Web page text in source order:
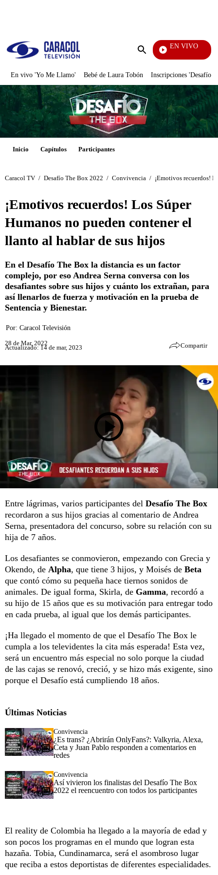
Enviar
EN VIVO
Televentas
En vivo 'Yo Me Llamo' Bebé de Laura Tobón Inscripciones 'Desafío'
Inicio Capítulos Participantes
Caracol TV / Desafío The Box 2022 / Convivencia / ¡Emotivos recuerdos!
¡Emotivos recuerdos! Los Súper
Humanos no pueden contener el
llanto al hablar de sus hijos
En el Desafío The Box la distancia es un factor
complejo, por eso Andrea Serna conversa con los
desafiantes sobre sus hijos y cuánto los extrañan, para
así llenarlos de fuerza y motivación en la prueba de
Sentencia y Bienestar.
Por: Caracol Televisión
28 de Mar, 2022
Actualizado: 14 de mar, 2023 Compartir
Entre lágrimas, varios participantes del Desafío The Box
recordaron a sus hijos gracias al comentario de Andrea
Serna, presentadora del concurso, sobre su relación con su
hija de 7 años.
Los desafiantes se conmovieron, empezando con Grecia y
Okendo, de Alpha, que tiene 3 hijos, y Moisés de Beta
que contó cómo su pequeña hace tiernos sonidos de
animales. De igual forma, Skirla, de Gamma, recordó a
su hijo de 15 años que es su motivación para entregar todo
en cada prueba, al igual que los demás participantes.
¡Ha llegado el momento de que el Desafío The Box le
cumpla a los televidentes la cita más esperada! Esta vez,
será un encuentro más especial no solo porque la ciudad
de las cajas se renovó, creció, y se hizo más exigente, sino
porque el Desafío está cumpliendo 18 años.
Últimas Noticias
Convivencia
¿Es trans? ¿Abrirán OnlyFans?: Valkyria, Alexa,
Ceta y Juan Pablo responden a comentarios en
redes
Convivencia
Así vivieron los finalistas del Desafío The Box
2022 el reencuentro con todos los participantes
El reality de Colombia ha llegado a la mayoría de edad y
son pocos los programas en el mundo que logran esta
hazaña. Tobia, Cundinamarca, será el asombroso lugar
que reciba a estos deportistas de diferentes especialidades.